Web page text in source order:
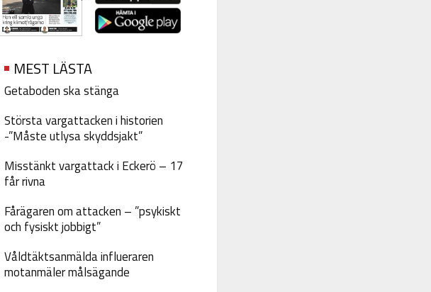
MEST LÄSTA
Getaboden ska stänga
Största vargattacken i historien
-”Måste utlysa skyddsjakt”
Misstänkt vargattack i Eckerö – 17
får rivna
Fårägaren om attacken – ”psykiskt
och fysiskt jobbigt”
Våldtäktsanmälda influeraren
motanmäler målsägande